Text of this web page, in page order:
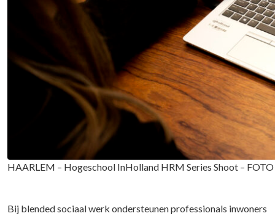
HAARLEM – Hogeschool InHolland HRM Series Shoot –
Bij blended sociaal werk ondersteunen professionals inwoners